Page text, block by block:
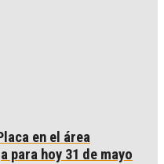
en el área
para hoy 31 de mayo